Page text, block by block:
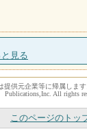
見る
供元企業等に帰属します
Publications,Inc. All rights
このページのトッ